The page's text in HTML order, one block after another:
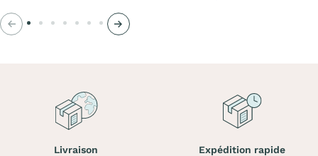
Précédent Suivant
Livraison
Expédition rapide